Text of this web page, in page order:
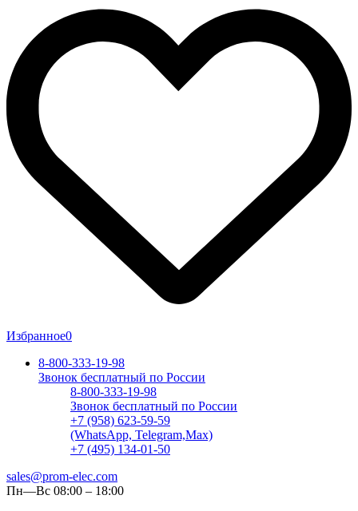
Избранное0
8-800-333-19-98
Звонок бесплатный по России
8-800-333-19-98
Звонок бесплатный по России
+7 (958) 623-59-59
(WhatsApp, Telegram,Max)
+7 (495) 134-01-50
sales@prom-elec.com
Пн—Вс 08:00 – 18:00